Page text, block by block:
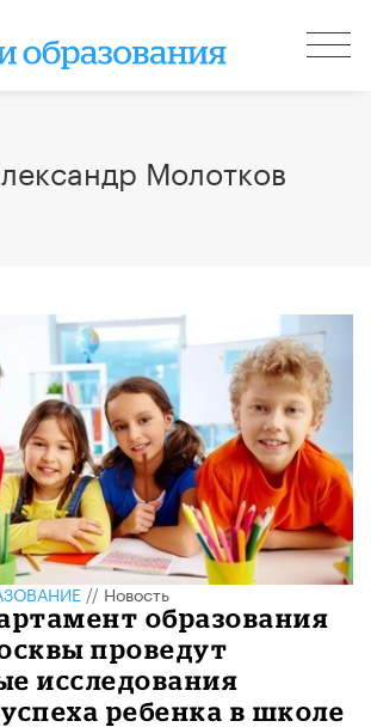
Молотков
//Новость
образования
проведут
исследования
ребенка в школе